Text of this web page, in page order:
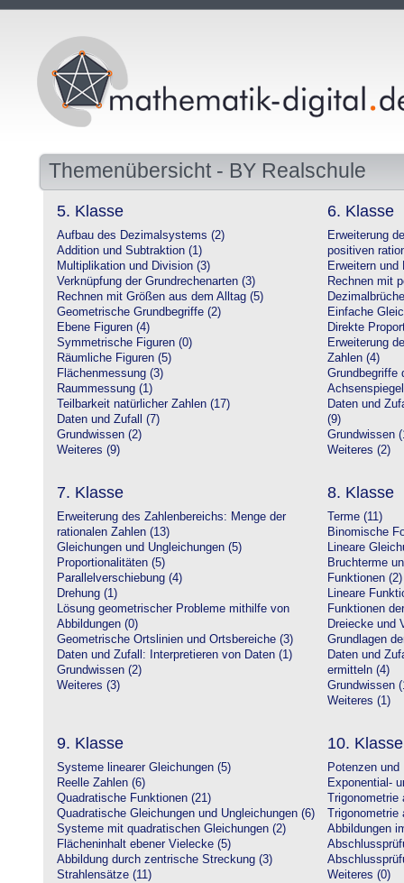
Themenübersicht - BY Realschule
5. Klasse
Aufbau des Dezimalsystems (2)
Addition und Subtraktion (1)
Multiplikation und Division (3)
Verknüpfung der Grundrechenarten (3)
Rechnen mit Größen aus dem Alltag (5)
Geometrische Grundbegriffe (2)
Ebene Figuren (4)
Symmetrische Figuren (0)
Räumliche Figuren (5)
Flächenmessung (3)
Raummessung (1)
Teilbarkeit natürlicher Zahlen (17)
Daten und Zufall (7)
Grundwissen (2)
Weiteres (9)
6. Klasse
Erweiterung
positiven
Erweitern und
Rechnen mit
Einfache
Direkte
Erweiterung
Zahlen (4)
Grundbegriffe
Daten und
(9)
Grundwissen
Weiteres (2)
7. Klasse
Erweiterung des Zahlenbereichs: Menge der
rationalen Zahlen (13)
Gleichungen und Ungleichungen (5)
Proportionalitäten (5)
Parallelverschiebung (4)
Drehung (1)
Lösung geometrischer Probleme mithilfe von
Abbildungen (0)
Geometrische Ortslinien und Ortsbereiche (3)
Daten und Zufall: Interpretieren von Daten (1)
Grundwissen (2)
Weiteres (3)
8. Klasse
Terme (11)
Binomische
Lineare
Bruchterme
Funktionen (2)
Lineare
Funktionen
Dreiecke und
Grundlagen
Daten und
ermitteln (4)
Grundwissen
Weiteres (1)
9. Klasse
Systeme linearer Gleichungen (5)
Reelle Zahlen (6)
Quadratische Funktionen (21)
Quadratische Gleichungen und Ungleichungen (6)
Systeme mit quadratischen Gleichungen (2)
Flächeninhalt ebener Vielecke (5)
Abbildung durch zentrische Streckung (3)
Strahlensätze (11)
10. Klasse
Potenzen
Exponential-
Abbildungen
Weiteres (0)